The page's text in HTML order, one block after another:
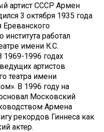
артист СССР Армен
3 октября 1935 года
Ереванского
института работал
имени К.С.
1969-1996 годах
артистов
театра имени
В 1996 году на
Московский
Армена
рекордов Гиннеса как
актер.